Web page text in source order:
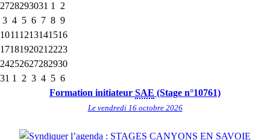
2728293031 1
2
3 4 5 6 7 8 9
1011 1213141516
1718192021 2223
24252627282930
31 1 2 3 4 5 6
Formation initiateur SAE (Stage n°10761)
Le vendredi 16 octobre 2026